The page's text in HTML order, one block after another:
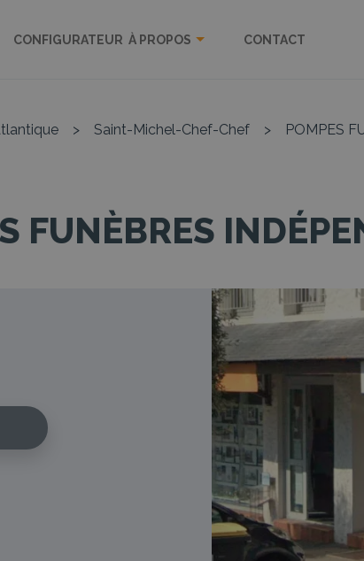
CONFIGURATEUR À PROPOS CONTACT
> Saint-Michel-Chef-Chef > POMPES
FUNÈBRES